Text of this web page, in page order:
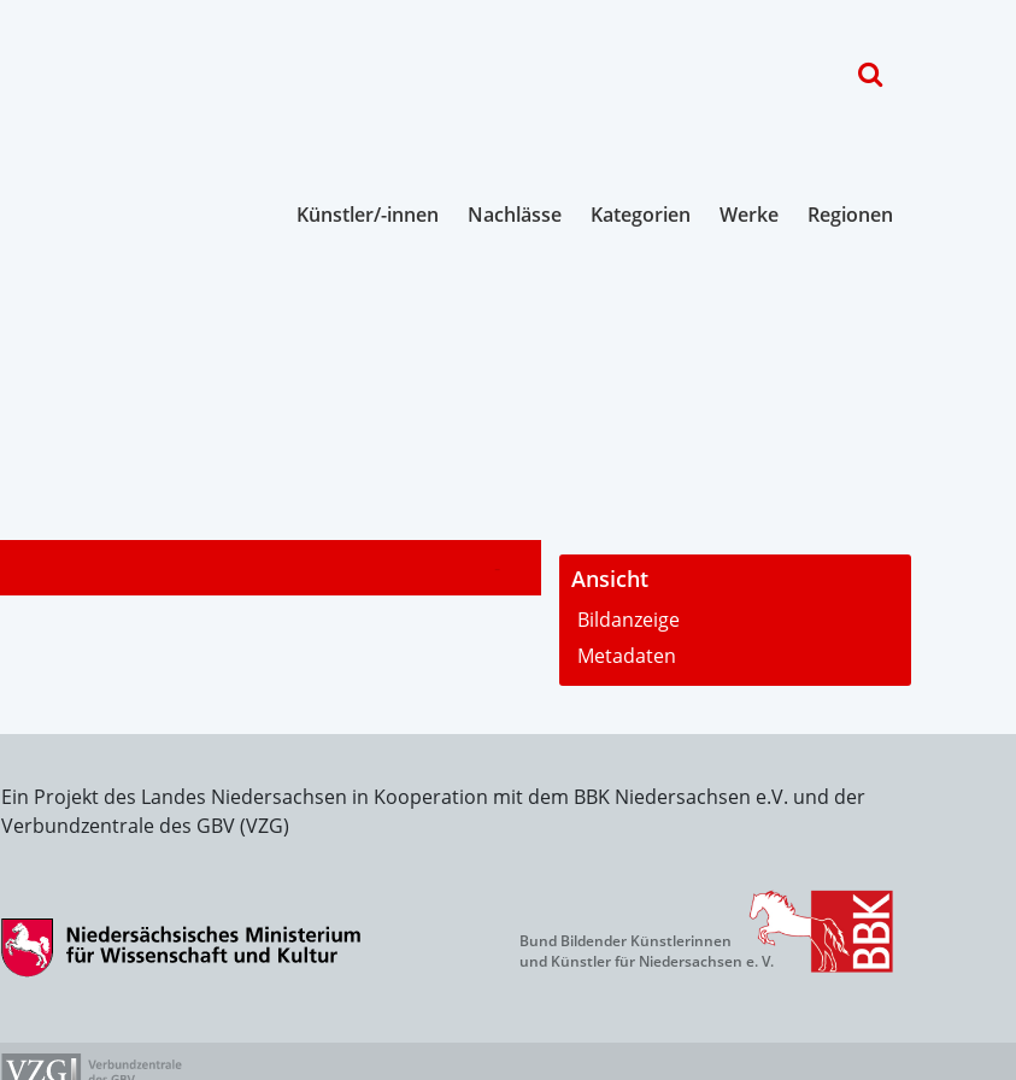
Künstler/-innen Nachlässe Kategorien Werke Regionen
- Ansicht
Bildanzeige
Metadaten
Ein Projekt des Landes Niedersachsen in Kooperation mit dem BBK Niedersachsen e.V. und der
Verbundzentrale des GBV (VZG)
Bund Bildender Künstlerinnen
und Künstler für Niedersachsen e. V.